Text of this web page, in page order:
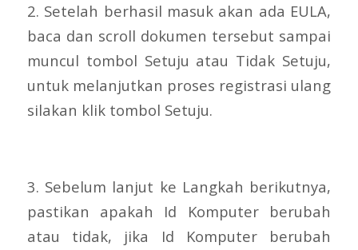
2. Setelah berhasil masuk akan ada EULA,
baca dan scroll dokumen tersebut sampai
muncul tombol Setuju atau Tidak Setuju,
untuk melanjutkan proses registrasi ulang
silakan klik tombol Setuju.
3. Sebelum lanjut ke Langkah berikutnya,
pastikan apakah Id Komputer berubah
atau tidak, jika Id Komputer berubah